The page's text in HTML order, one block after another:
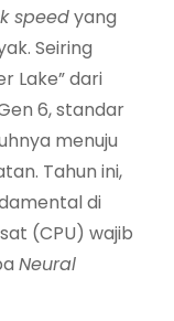
speedyang
Seiring
Lake” dari
6, standar
menuju
Tahun ini,
di
(CPU) wajib
Neural